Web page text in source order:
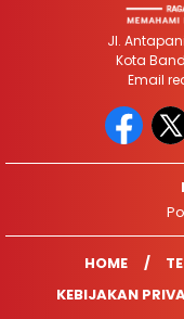
Jl.
Kota
Email
HOME
KEBIJAKAN